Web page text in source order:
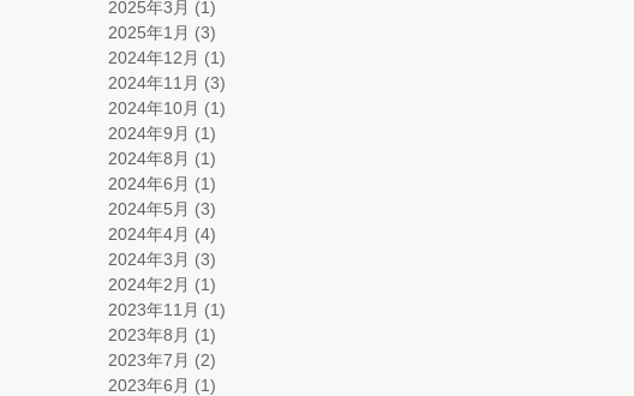
2025年3月 (1)
2025年1月 (3)
2024年12月 (1)
2024年11月 (3)
2024年10月 (1)
2024年9月 (1)
2024年8月 (1)
2024年6月 (1)
2024年5月 (3)
2024年4月 (4)
2024年3月 (3)
2024年2月 (1)
2023年11月 (1)
2023年8月 (1)
2023年7月 (2)
2023年6月 (1)